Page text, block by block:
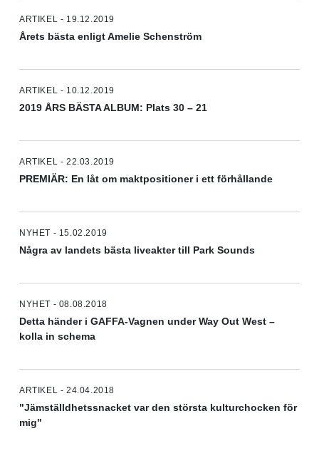
ARTIKEL - 19.12.2019
Årets bästa enligt Amelie Schenström
ARTIKEL - 10.12.2019
2019 ÅRS BÄSTA ALBUM: Plats 30 – 21
ARTIKEL - 22.03.2019
PREMIÄR: En låt om maktpositioner i ett förhållande
NYHET - 15.02.2019
Några av landets bästa liveakter till Park Sounds
NYHET - 08.08.2018
Detta händer i GAFFA-Vagnen under Way Out West –
kolla in schema
ARTIKEL - 24.04.2018
"Jämställdhetssnacket var den största kulturchocken för
mig"